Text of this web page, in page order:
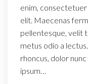
enim, consectetuer
elit. Maecenas
pellentesque, velit
metus odio a
rhoncus, dolor
ipsum…